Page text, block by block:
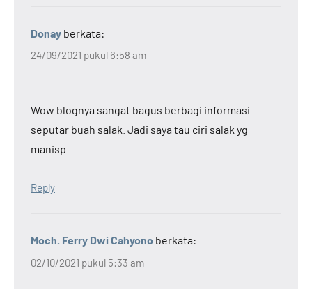
Donay berkata:
24/09/2021 pukul 6:58 am
Wow blognya sangat bagus berbagi informasi
seputar buah salak. Jadi saya tau ciri salak yg
manisp
Reply
Moch. Ferry Dwi Cahyono berkata:
02/10/2021 pukul 5:33 am